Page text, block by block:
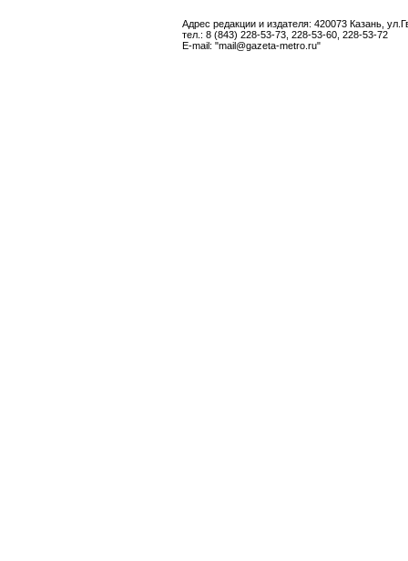
Адрес редакции и издателя: 420073 Казань,
тел.: 8 (843) 228-53-73, 228-53-60, 228-53-72
E-mail: "mail@gazeta-metro.ru"